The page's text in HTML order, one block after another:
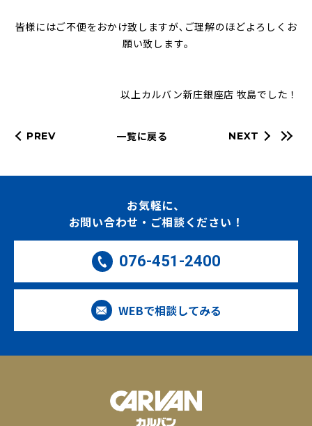
皆様にはご不便をおかけ致しますが､ご理解のほどよろしくお
願い致します｡
以上カルバン新庄銀座店 牧島でした！
PREV 一覧に戻る NEXT
お気軽に、
お問い合わせ・ご相談ください！
076-451-2400
WEBで相談してみる